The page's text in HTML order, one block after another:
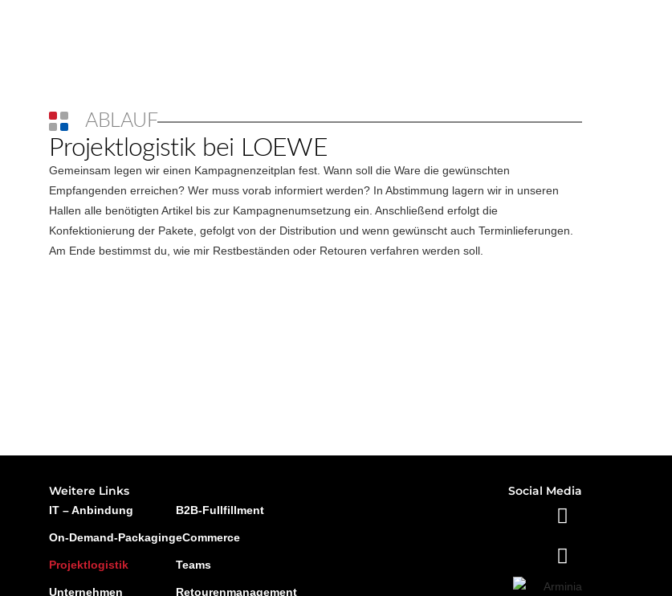
ABLAUF
Projektlogistik bei LOEWE
Gemeinsam legen wir einen Kampagnenzeitplan fest. Wann soll die Ware die gewünschten
Empfangenden erreichen? Wer muss vorab informiert werden? In Abstimmung lagern wir in unseren
Hallen alle benötigten Artikel bis zur Kampagnenumsetzung ein. Anschließend erfolgt die
Konfektionierung der Pakete, gefolgt von der Distribution und wenn gewünscht auch Terminlieferungen.
Am Ende bestimmst du, wie mir Restbeständen oder Retouren verfahren werden soll.
Weitere Links
IT – Anbindung
On-Demand-Packaging
Projektlogistik
Unternehmen
B2B-Fullfillment
eCommerce
Teams
Retourenmanagement
Social Media